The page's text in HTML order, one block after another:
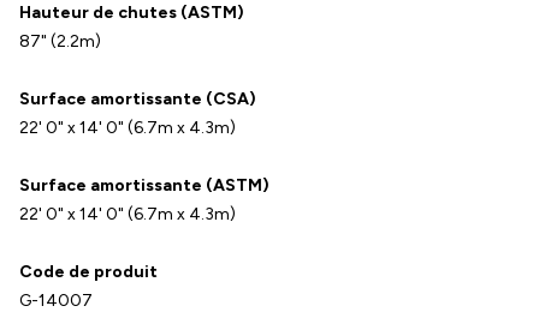
Hauteur de chutes (ASTM)
87" (2.2m)
Surface amortissante (CSA)
22' 0" x 14' 0" (6.7m x 4.3m)
Surface amortissante (ASTM)
22' 0" x 14' 0" (6.7m x 4.3m)
Code de produit
G-14007